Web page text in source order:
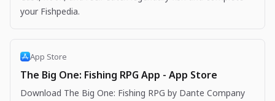
your Fishpedia.
App Store
The Big One: Fishing RPG App - App Store
Download The Big One: Fishing RPG by Dante Company